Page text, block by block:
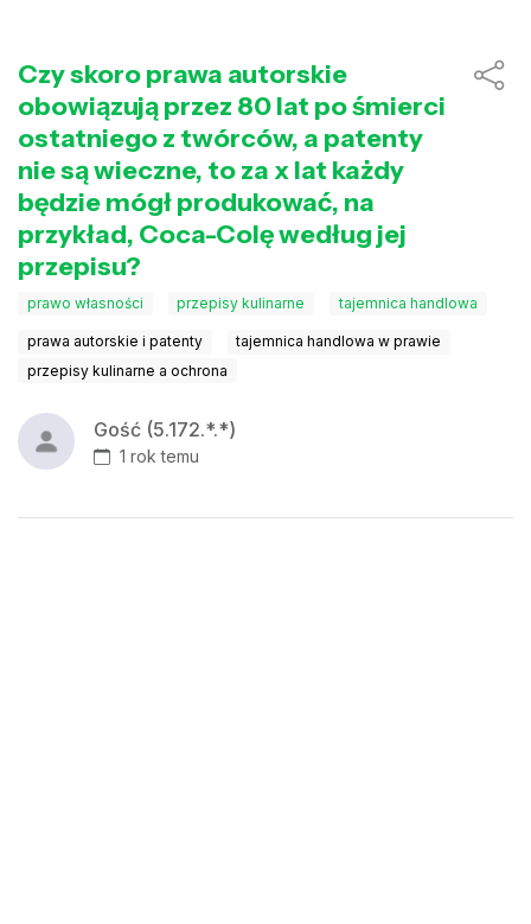
Czy skoro prawa autorskie
obowiązują przez 80 lat po śmierci
ostatniego z twórców, a patenty
nie są wieczne, to za x lat każdy
będzie mógł produkować, na
przykład, Coca-Colę według jej
przepisu?
prawo własności przepisy kulinarne tajemnica handlowa
prawa autorskie i patenty
tajemnica handlowa w prawie
przepisy kulinarne a ochrona
Gość (5.172.*.*)
1 rok temu